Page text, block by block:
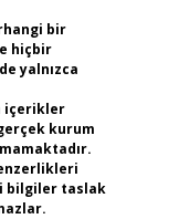
bir
hiçbir
yalnızca
içerikler
kurum
bilgiler taslak